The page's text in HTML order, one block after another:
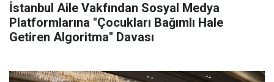
İstanbul Aile Vakfından Sosyal Medya
Platformlarına "Çocukları Bağımlı Hale
Getiren Algoritma" Davası